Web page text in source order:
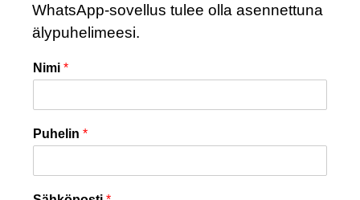
WhatsApp-sovellus tulee olla asennettuna
älypuhelimeesi.
Nimi *
Puhelin *